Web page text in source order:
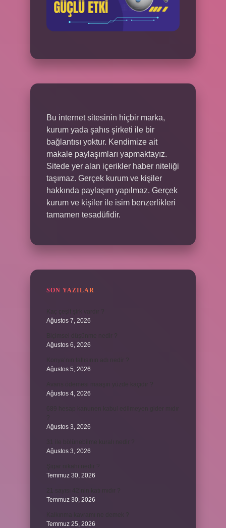
Bu internet sitesinin hiçbir marka,
kurum yada şahıs şirketi ile bir
bağlantısı yoktur. Kendimize ait
makale paylaşımları yapmaktayız.
Sitede yer alan içerikler haber niteliği
taşımaz. Gerçek kurum ve kişiler
hakkında paylaşım yapılmaz. Gerçek
kurum ve kişiler ile isim benzerlikleri
tamamen tesadüfidir.
SON YAZILAR
Ağustos 7, 2026
Ağustos 6, 2026
Ağustos 5, 2026
Ağustos 4, 2026
Ağustos 3, 2026
Ağustos 3, 2026
Temmuz 30, 2026
Temmuz 30, 2026
Temmuz 25, 2026